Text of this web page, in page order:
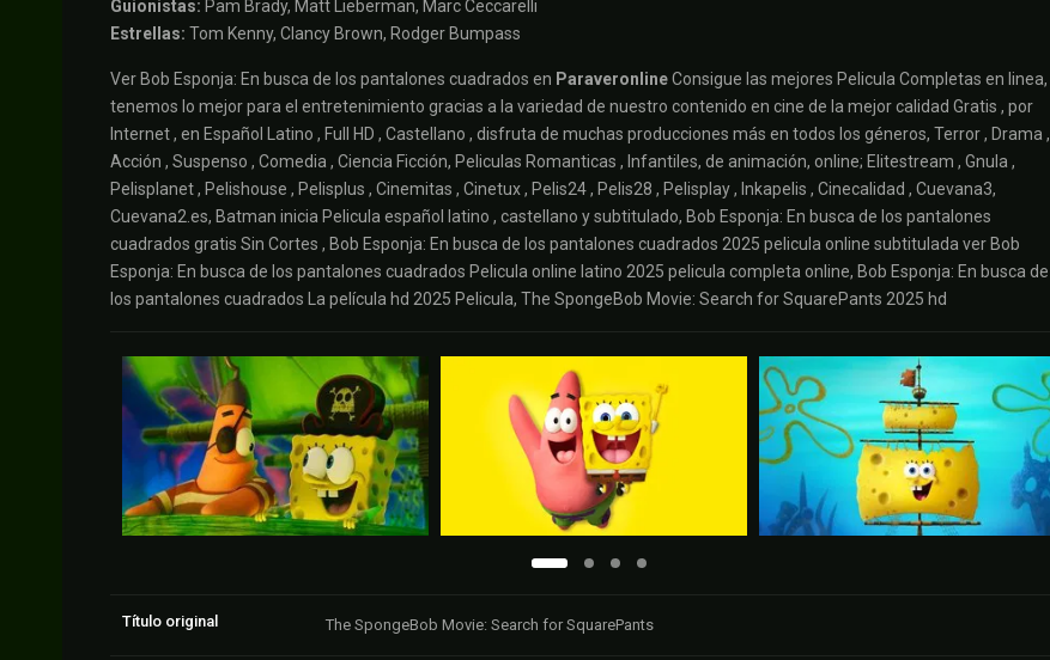
Guionistas: Pam Brady, Matt Lieberman, Marc Ceccarelli
Estrellas: Tom Kenny, Clancy Brown, Rodger Bumpass
Ver Bob Esponja: En busca de los pantalones cuadrados en ParaveronlineConsigue las mejores Pelicula Completas en linea,
tenemos lo mejor para el entretenimiento gracias a la variedad de nuestro contenido en cine de la mejor calidad Gratis , por
Internet , en Español Latino , Full HD , Castellano , disfruta de muchas producciones más en todos los géneros, Terror , Drama ,
Acción , Suspenso , Comedia , Ciencia Ficción, Peliculas Romanticas , Infantiles, de animación, online; Elitestream , Gnula ,
Pelisplanet , Pelishouse , Pelisplus , Cinemitas , Cinetux , Pelis24 , Pelis28 , Pelisplay , Inkapelis , Cinecalidad , Cuevana3,
Cuevana2.es, Batman inicia Pelicula español latino , castellano y subtitulado, Bob Esponja: En busca de los pantalones
cuadrados gratis Sin Cortes , Bob Esponja: En busca de los pantalones cuadrados 2025 pelicula online subtitulada ver Bob
Esponja: En busca de los pantalones cuadrados Pelicula online latino 2025 pelicula completa online, Bob Esponja: En busca de
los pantalones cuadrados La película hd 2025 Pelicula, The SpongeBob Movie: Search for SquarePants 2025 hd
Título original The SpongeBob Movie: Search for SquarePants